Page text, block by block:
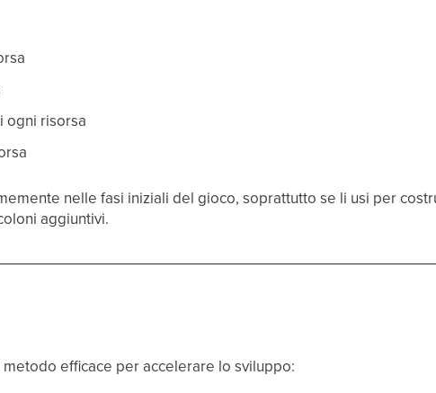
ogni risorsa
nelle fasi iniziali del gioco, soprattutto se li usi per
aggiuntivi.
efficace per accelerare lo sviluppo: